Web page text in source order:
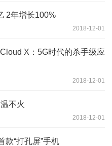
2年增长100%
2018-12-01
X：5G时代的杀手级应
2018-12-01
不火
2018-12-01
款“打孔屏”手机